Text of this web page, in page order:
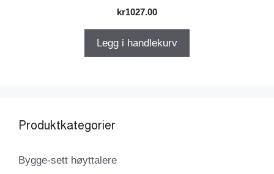
kr1027.00
Legg i handlekurv
Produktkategorier
Bygge-sett høyttalere